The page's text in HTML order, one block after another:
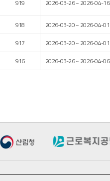
919 2026-03-26 ~ 2026-04-16
918
2026-03-20 ~ 2026-04-01
917
2026-03-20 ~ 2026-04-01
916
2026-03-26 ~ 2026-04-06